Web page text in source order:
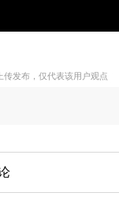
发布，仅代表该用户观点